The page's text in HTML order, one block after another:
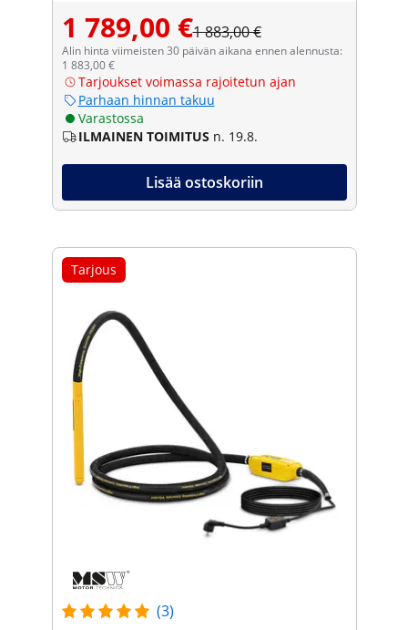
1 789,00 €1 883,00 €
Alin hinta viimeisten 30 päivän aikana ennen alennusta:
1 883,00 €
Tarjoukset voimassa rajoitetun ajan
Parhaan hinnan takuu
Varastossa
ILMAINEN TOIMITUS n. 19.8.
Lisää ostoskoriin
Tarjous
(3)